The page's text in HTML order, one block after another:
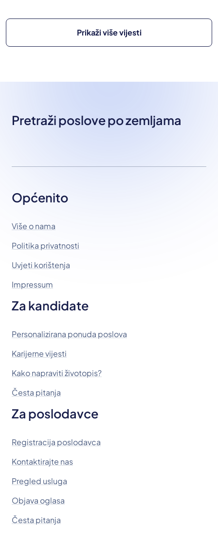
Prikaži više vijesti
Pretraži poslove po zemljama
Općenito
Više o nama
Politika privatnosti
Uvjeti korištenja
Impressum
Za kandidate
Personalizirana ponuda poslova
Karijerne vijesti
Kako napraviti životopis?
Česta pitanja
Za poslodavce
Registracija poslodavca
Kontaktirajte nas
Pregled usluga
Objava oglasa
Česta pitanja